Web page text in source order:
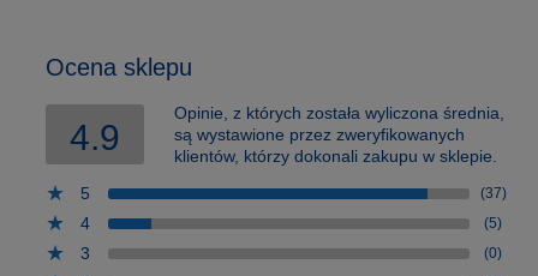
Ocena sklepu
4.9
Opinie, z których została wyliczona średnia,
są wystawione przez zweryfikowanych
klientów, którzy dokonali zakupu w sklepie.
5
(37)
4 (5)
3 (0)